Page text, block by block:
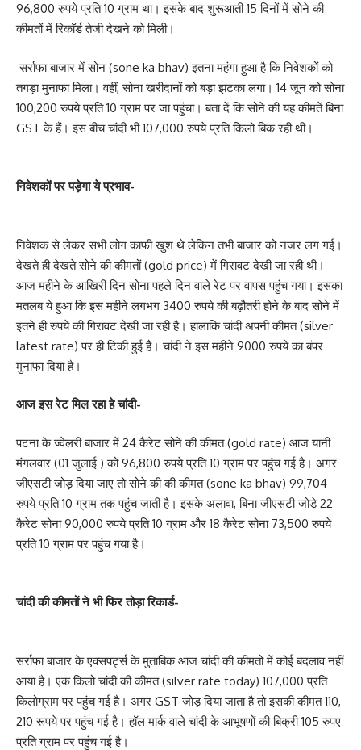
96,800 रुपये प्रति 10 ग्राम था। इसके बाद शुरूआती 15 दिनों में सोने की
कीमतों में रिकॉर्ड तेजी देखने को मिली।
सर्राफा बाजार में सोन (sone ka bhav) इतना महंगा हुआ है कि निवेशकों को
तगड़ा मुनाफा मिला। वहीं, सोना खरीदानों को बड़ा झटका लगा। 14 जून को सोना
100,200 रुपये प्रति 10 ग्राम पर जा पहुंचा। बता दें कि सोने की यह कीमतें बिना
GST के हैं। इस बीच चांदी भी 107,000 रुपये प्रति किलो बिक रही थी।
निवेशकों पर पड़ेगा ये प्रभाव-
निवेशक से लेकर सभी लोग काफी खुश थे लेकिन तभी बाजार को नजर लग गई।
देखते ही देखते सोने की कीमतों (gold price) में गिरावट देखी जा रही थी।
आज महीने के आखिरी दिन सोना पहले दिन वाले रेट पर वापस पहुंच गया। इसका
मतलब ये हुआ कि इस महीने लगभग 3400 रुपये की बढ़ौतरी होने के बाद सोने में
इतने ही रुपये की गिरावट देखी जा रही है। हांलाकि चांदी अपनी कीमत (silver
latest rate) पर ही टिकी हुई है। चांदी ने इस महीने 9000 रुपये का बंपर
मुनाफा दिया है।
आज इस रेट मिल रहा हे चांदी-
पटना के ज्वेलरी बाजार में 24 कैरेट सोने की कीमत (gold rate) आज यानी
मंगलवार (01 जुलाई ) को 96,800 रुपये प्रति 10 ग्राम पर पहुंच गई है। अगर
जीएसटी जोड़ दिया जाए तो सोने की की कीमत (sone ka bhav) 99,704
रुपये प्रति 10 ग्राम तक पहुंच जाती है। इसके अलावा, बिना जीएसटी जोड़े 22
कैरेट सोना 90,000 रुपये प्रति 10 ग्राम और 18 कैरेट सोना 73,500 रुपये
प्रति 10 ग्राम पर पहुंच गया है।
चांदी की कीमतों ने भी फिर तोड़ा रिकार्ड-
सर्राफा बाजार के एक्सपर्ट्स के मुताबिक आज चांदी की कीमतों में कोई बदलाव नहीं
आया है। एक किलो चांदी की कीमत (silver rate today) 107,000 प्रति
किलोग्राम पर पहुंच गई है। अगर GST जोड़ दिया जाता है तो इसकी कीमत 110,
210 रूपये पर पहुंच गई है। हॉल मार्क वाले चांदी के आभूषणों की बिक्री 105 रुपए
प्रति ग्राम पर पहुंच गई है।